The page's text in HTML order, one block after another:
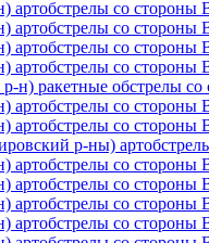
артобстрелы со
артобстрелы со
артобстрелы со
артобстрелы со
р-н) ракетные обстрелы
артобстрелы со
артобстрелы со
р-ны)
артобстрелы со
артобстрелы со
артобстрелы со
артобстрелы со